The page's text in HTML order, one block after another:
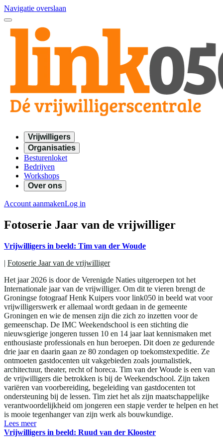
Navigatie overslaan
Vrijwilligers
Organisaties
Besturenloket
Bedrijven
Workshops
Over ons
Account aanmakenLog in
Fotoserie Jaar van de vrijwilliger
Vrijwilligers in beeld: Tim van der Woude
| Fotoserie Jaar van de vrijwilliger
Het jaar 2026 is door de Verenigde Naties uitgeroepen tot het
Internationale jaar van de vrijwilliger. Om dit te vieren brengt de
Groningse fotograaf Henk Kuipers voor link050 in beeld wat voor
vrijwilligerswerk er allemaal wordt gedaan in de gemeente
Groningen en wie de mensen zijn die zich zo inzetten voor de
gemeenschap. De IMC Weekendschool is een stichting die
nieuwsgierige jongeren tussen 10 en 14 jaar laat kennismaken met
enthousiaste professionals en hun beroepen. Dit doen ze gedurende
drie jaar en daarin gaan ze 80 zondagen op toekomstexpeditie. Ze
ontmoeten gastdocenten uit vakgebieden zoals journalistiek,
architectuur, theater, recht of horeca. Tim van der Woude is een van
de vrijwilligers die betrokken is bij de Weekendschool. Zijn taken
variëren van voorbereiding, begeleiding van gastdocenten tot
ondersteuning bij de lessen. Tim ziet het als zijn maatschappelijke
verantwoordelijkheid om jongeren een stapje verder te helpen en het
is mooie tegenhanger van zijn werk als bouwkundige.
Lees meer
Vrijwilligers in beeld: Ruud van der Klooster